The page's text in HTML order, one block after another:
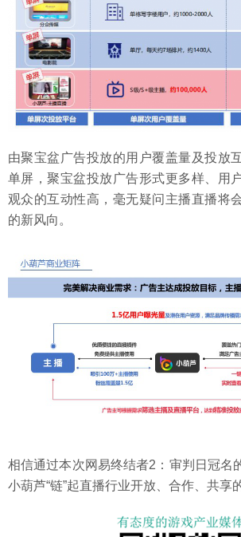
由聚宝盆广告投放的用户覆盖量及投放
单屏，聚宝盆投放广告形式更多样、用
观众的互动性高，毫无疑问主播直播将
的新风向。
相信通过本次网易终结者2：审判日冠名
小葫芦“链”起直播行业开放、合作、共享